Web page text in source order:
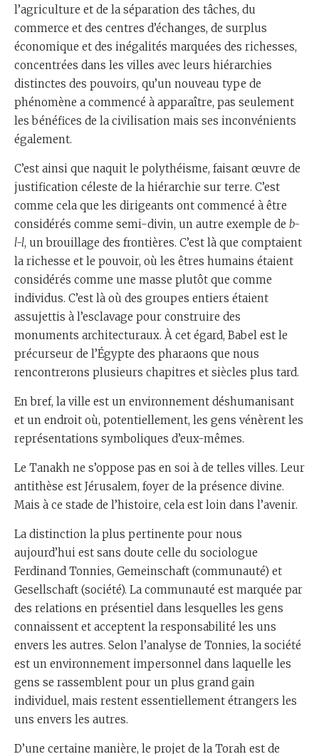
l’agriculture et de la séparation des tâches, du
commerce et des centres d’échanges, de surplus
économique et des inégalités marquées des richesses,
concentrées dans les villes avec leurs hiérarchies
distinctes des pouvoirs, qu’un nouveau type de
phénomène a commencé à apparaître, pas seulement
les bénéfices de la civilisation mais ses inconvénients
également.
C’est ainsi que naquit le polythéisme, faisant œuvre de
justification céleste de la hiérarchie sur terre. C’est
comme cela que les dirigeants ont commencé à être
considérés comme semi-divin, un autre exemple de b-
l-l, un brouillage des frontières. C’est là que comptaient
la richesse et le pouvoir, où les êtres humains étaient
considérés comme une masse plutôt que comme
individus. C’est là où des groupes entiers étaient
assujettis à l’esclavage pour construire des
monuments architecturaux. À cet égard, Babel est le
précurseur de l’Égypte des pharaons que nous
rencontrerons plusieurs chapitres et siècles plus tard.
En bref, la ville est un environnement déshumanisant
et un endroit où, potentiellement, les gens vénèrent les
représentations symboliques d’eux-mêmes.
Le Tanakh ne s’oppose pas en soi à de telles villes. Leur
antithèse est Jérusalem, foyer de la présence divine.
Mais à ce stade de l’histoire, cela est loin dans l’avenir.
La distinction la plus pertinente pour nous
aujourd’hui est sans doute celle du sociologue
Ferdinand Tonnies, Gemeinschaft (communauté) et
Gesellschaft (société). La communauté est marquée par
des relations en présentiel dans lesquelles les gens
connaissent et acceptent la responsabilité les uns
envers les autres. Selon l’analyse de Tonnies, la société
est un environnement impersonnel dans laquelle les
gens se rassemblent pour un plus grand gain
individuel, mais restent essentiellement étrangers les
uns envers les autres.
D’une certaine manière, le projet de la Torah est de